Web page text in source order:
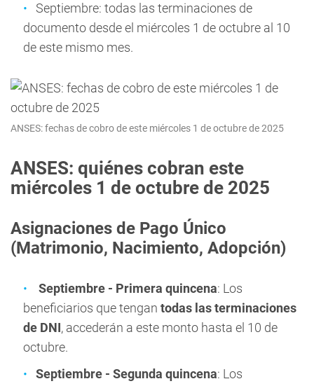
Septiembre: todas las terminaciones de
documento desde el miércoles 1 de octubre al 10
de este mismo mes.
ANSES: fechas de cobro de este miércoles 1 de octubre de 2025
ANSES: quiénes cobran este
miércoles 1 de octubre de 2025
Asignaciones de Pago Único
(Matrimonio, Nacimiento, Adopción)
Septiembre - Primera quincena: Los
beneficiarios que tengan todas las terminaciones
de DNI, accederán a este monto hasta el 10 de
octubre.
Septiembre - Segunda quincena: Los